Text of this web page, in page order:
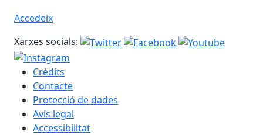
Accedeix
Xarxes socials:
Crèdits
Contacte
Protecció de dades
Avís legal
Accessibilitat